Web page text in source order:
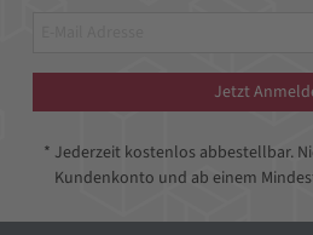
Jetzt
* Jederzeit kostenlos abbestellbar.
Kundenkonto und ab einem